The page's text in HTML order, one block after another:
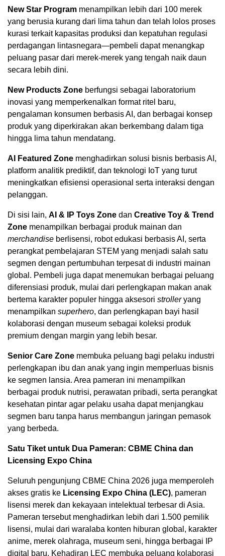
New Star Program menampilkan lebih dari 100 merek
yang berusia kurang dari lima tahun dan telah lolos proses
kurasi terkait kapasitas produksi dan kepatuhan regulasi
perdagangan lintasnegara—pembeli dapat menangkap
peluang pasar dari merek-merek yang tengah naik daun
secara lebih dini.
New Products Zone berfungsi sebagai laboratorium
inovasi yang memperkenalkan format ritel baru,
pengalaman konsumen berbasis AI, dan berbagai konsep
produk yang diperkirakan akan berkembang dalam tiga
hingga lima tahun mendatang.
AI Featured Zone menghadirkan solusi bisnis berbasis AI,
platform analitik prediktif, dan teknologi IoT yang turut
meningkatkan efisiensi operasional serta interaksi dengan
pelanggan.
Di sisi lain, AI & IP Toys Zone dan Creative Toy & Trend
Zone menampilkan berbagai produk mainan dan
merchandise berlisensi, robot edukasi berbasis AI, serta
perangkat pembelajaran STEM yang menjadi salah satu
segmen dengan pertumbuhan terpesat di industri mainan
global. Pembeli juga dapat menemukan berbagai peluang
diferensiasi produk, mulai dari perlengkapan makan anak
bertema karakter populer hingga aksesori strolleryang
menampilkan superhero, dan perlengkapan bayi hasil
kolaborasi dengan museum sebagai koleksi produk
premium dengan margin yang lebih besar.
Senior Care Zone membuka peluang bagi pelaku industri
perlengkapan ibu dan anak yang ingin memperluas bisnis
ke segmen lansia. Area pameran ini menampilkan
berbagai produk nutrisi, perawatan pribadi, serta perangkat
kesehatan pintar agar pelaku usaha dapat menjangkau
segmen baru tanpa harus membangun jaringan pemasok
yang berbeda.
Satu Tiket untuk Dua Pameran: CBME China dan
Licensing Expo China
Seluruh pengunjung CBME China 2026 juga memperoleh
akses gratis ke Licensing Expo China (LEC), pameran
lisensi merek dan kekayaan intelektual terbesar di Asia.
Pameran tersebut menghadirkan lebih dari 1.500 pemilik
lisensi, mulai dari waralaba konten hiburan global, karakter
anime, merek olahraga, museum seni, hingga berbagai IP
digital baru. Kehadiran LEC membuka peluang kolaborasi